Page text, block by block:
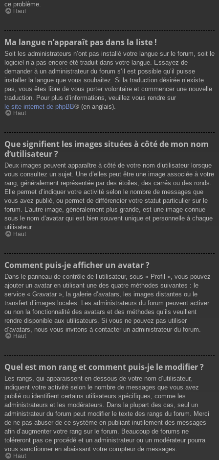
ce problème.
Haut
Ma langue n’apparaît pas dans la liste !
Soit les administrateurs n’ont pas installé votre langue sur le forum, soit le
logiciel n’a pas encore été traduit dans votre langue. Essayez de
demander à un administrateur du forum s’il est possible qu’il puisse
installer la langue que vous souhaitez. Si la traduction désirée n’existe
pas, vous êtes libre de vous porter volontaire et commencer une nouvelle
traduction. Pour plus d’informations, veuillez vous rendre sur
le site internet de phpBB® (en anglais).
Haut
Que signifient les images situées à côté de mon nom
d’utilisateur ?
Deux images peuvent apparaître à côté de votre nom d’utilisateur lorsque
vous consultez un sujet. Une d’elles peut être une image associée à votre
rang, généralement représentée par des étoiles, des carrés ou des ronds.
Elle permet d’indiquer votre activité selon le nombre de messages que
vous avez publié, ou permet de différencier votre statut particulier sur le
forum. L’autre image, généralement plus grande, est une image connue
sous le nom d’avatar qui est bien souvent unique et personnelle à chaque
utilisateur.
Haut
Comment puis-je afficher un avatar ?
Dans le panneau de contrôle de l’utilisateur, sous « Profil », vous pouvez
ajouter un avatar en utilisant une des quatre méthodes suivantes : le
service « Gravatar », la galerie d’avatars, les images distantes ou le
transfert d’images locales. Les administrateurs du forum peuvent activer
ou non la fonctionnalité des avatars et des méthodes qu’ils veuillent
rendre disponible aux utilisateurs. Si vous ne pouvez pas utiliser
d’avatars, nous vous invitons à contacter un administrateur du forum.
Haut
Quel est mon rang et comment puis-je le modifier ?
Les rangs, qui apparaissent en dessous de votre nom d’utilisateur,
indiquent votre activité selon le nombre de messages que vous avez
publié ou identifient certains utilisateurs spécifiques, comme les
administrateurs et les modérateurs. Dans la plupart des cas, seul un
administrateur du forum peut modifier le texte des rangs du forum. Merci
de ne pas abuser de ce système en publiant inutilement des messages
afin d’augmenter votre rang sur le forum. Beaucoup de forums ne
toléreront pas ce procédé et un administrateur ou un modérateur pourra
vous sanctionner en abaissant votre compteur de messages.
Haut